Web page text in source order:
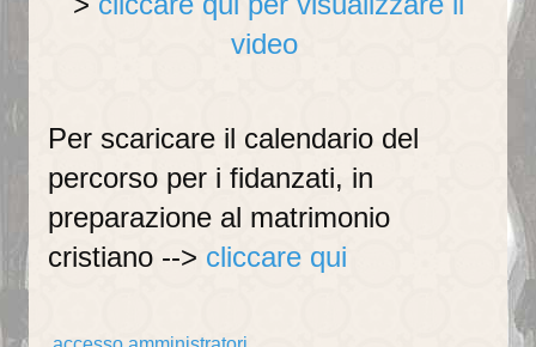
I SUOI PARROCCHIANI
Gruppo famiglie
Gruppo missionario duomo
Associazioni
video
Per scaricare il calendario del
percorso per i fidanzati, in
preparazione al matrimonio
cristiano --> cliccare qui